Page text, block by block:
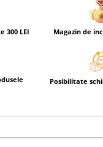
300 LEI Magazin de
Posibilitate